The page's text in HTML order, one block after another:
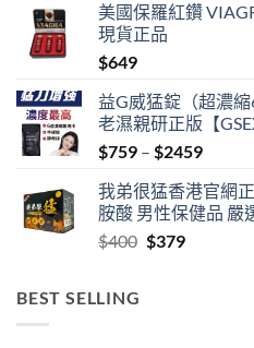
$489
美國保羅紅鑽
現貨正品
$649
益G威猛錠（超濃
老濕親研正版【
$759 – $2459Price
$759
我弟很猛香港官網
胺酸 男性保健品 嚴
$400 Original
$379Current
BEST SELLING